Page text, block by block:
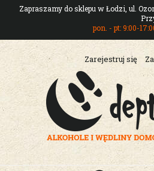
Zapraszamy do sklepu w Łodzi, ul.
pon. - pt: 9:00-
Zarejestruj się